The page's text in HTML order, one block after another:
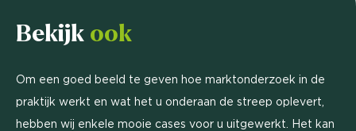
Bekijk ook
Om een goed beeld te geven hoe marktonderzoek in de
praktijk werkt en wat het u onderaan de streep oplevert,
hebben wij enkele mooie cases voor u uitgewerkt. Het kan